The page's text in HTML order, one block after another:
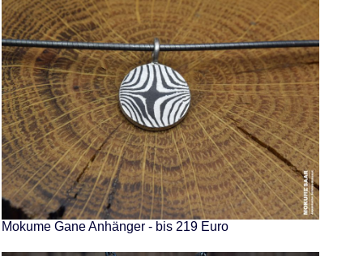
Mokume Gane Anhänger - bis 219 Euro